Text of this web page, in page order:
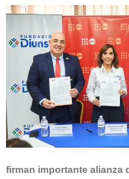
firman importante alianza